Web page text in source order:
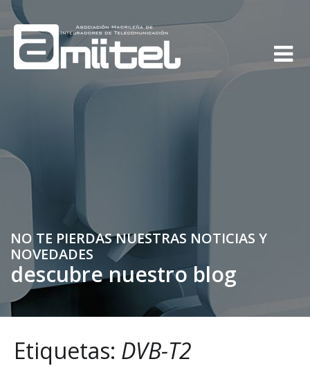
NO TE PIERDAS NUESTRAS NOTICIAS Y
NOVEDADES
descubre nuestro blog
Etiquetas: DVB-T2